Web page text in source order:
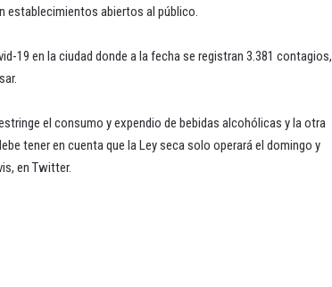
establecimientos abiertos al público.
19 en la ciudad donde a la fecha se registran 3.381 contagios,
el consumo y expendio de bebidas alcohólicas y la otra
tener en cuenta que la Ley seca solo operará el domingo y
en Twitter.